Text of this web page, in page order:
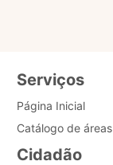
Serviços
Página Inicial
Catálogo de áreas
Cidadão